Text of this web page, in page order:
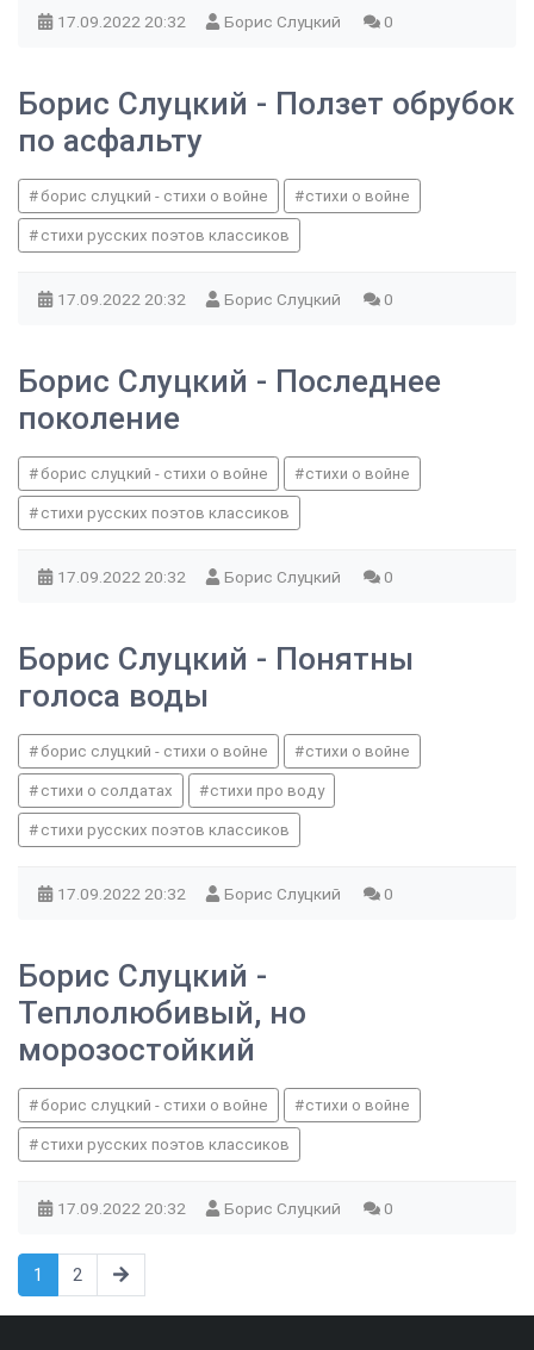
17.09.2022 20:32 Борис Слуцкий 0
Борис Слуцкий - Ползет обрубок
по асфальту
борис слуцкий - стихи о войне стихи о войне
стихи русских поэтов классиков
17.09.2022 20:32 Борис Слуцкий 0
Борис Слуцкий - Последнее
поколение
борис слуцкий - стихи о войне стихи о войне
стихи русских поэтов классиков
17.09.2022 20:32 Борис Слуцкий 0
Борис Слуцкий - Понятны
голоса воды
борис слуцкий - стихи о войне стихи о войне
стихи о солдатах стихи про воду
стихи русских поэтов классиков
17.09.2022 20:32 Борис Слуцкий 0
Борис Слуцкий -
Теплолюбивый, но
морозостойкий
борис слуцкий - стихи о войне стихи о войне
стихи русских поэтов классиков
17.09.2022 20:32 Борис Слуцкий 0
1 2